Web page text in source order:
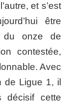
et s’est
être
du onze de
contestée,
Avec
de Ligue 1, il
décisif cette